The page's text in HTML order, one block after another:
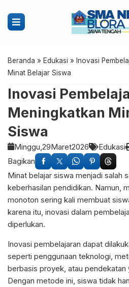
Beranda » Edukasi » Inovasi
Minat Belajar Siswa
Inovasi
Meningkatkan
Siswa
Minggu, 29Maret2026 Edukasi
Bagikan
Minat belajar siswa menjadi salah
keberhasilan pendidikan. Namun,
monoton sering kali membuat
karena itu, inovasi dalam
diperlukan.
Inovasi pembelajaran dapat
seperti penggunaan teknologi,
berbasis proyek, atau pendekatan
Dengan metode ini, siswa tidak